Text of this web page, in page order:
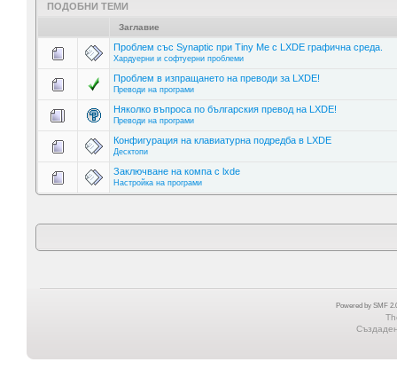
ПОДОБНИ ТЕМИ
Заглавие
Проблем със Synaptic при Tiny Me с LXDE графична среда.
Хардуерни и софтуерни проблеми
Проблем в изпращането на преводи за LXDE!
Преводи на програми
Няколко въпроса по българския превод на LXDE!
Преводи на програми
Конфигурация на клавиатурна подредба в LXDE
Десктопи
Заключване на компа с lxde
Настройка на програми
Powered by SMF